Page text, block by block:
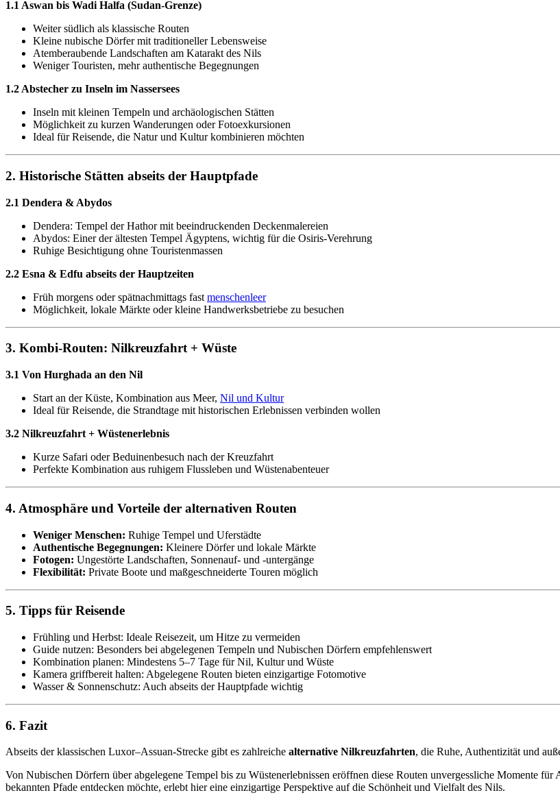
1.1 Aswan bis Wadi Halfa (Sudan-Grenze)
Weiter südlich als klassische Routen
Kleine nubische Dörfer mit traditioneller Lebensweise
Atemberaubende Landschaften am Katarakt des Nils
Weniger Touristen, mehr authentische Begegnungen
1.2 Abstecher zu Inseln im Nassersees
Inseln mit kleinen Tempeln und archäologischen Stätten
Möglichkeit zu kurzen Wanderungen oder Fotoexkursionen
Ideal für Reisende, die Natur und Kultur kombinieren möchten
2. Historische Stätten abseits der Hauptpfade
2.1 Dendera & Abydos
Dendera: Tempel der Hathor mit beeindruckenden Deckenmalereien
Abydos: Einer der ältesten Tempel Ägyptens, wichtig für die Osiris-Verehrung
Ruhige Besichtigung ohne Touristenmassen
2.2 Esna & Edfu abseits der Hauptzeiten
Früh morgens oder spätnachmittags fast menschenleer
Möglichkeit, lokale Märkte oder kleine Handwerksbetriebe zu besuchen
3. Kombi-Routen: Nilkreuzfahrt + Wüste
3.1 Von Hurghada an den Nil
Start an der Küste, Kombination aus Meer, Nil und Kultur
Ideal für Reisende, die Strandtage mit historischen Erlebnissen verbinden wollen
3.2 Nilkreuzfahrt + Wüstenerlebnis
Kurze Safari oder Beduinenbesuch nach der Kreuzfahrt
Perfekte Kombination aus ruhigem Flussleben und Wüstenabenteuer
4. Atmosphäre und Vorteile der alternativen Routen
Weniger Menschen: Ruhige Tempel und Uferstädte
Authentische Begegnungen: Kleinere Dörfer und lokale Märkte
Fotogen: Ungestörte Landschaften, Sonnenauf- und -untergänge
Flexibilität: Private Boote und maßgeschneiderte Touren möglich
5. Tipps für Reisende
Frühling und Herbst: Ideale Reisezeit, um Hitze zu vermeiden
Guide nutzen: Besonders bei abgelegenen Tempeln und Nubischen Dörfern empfehlenswert
Kombination planen: Mindestens 5–7 Tage für Nil, Kultur und Wüste
Kamera griffbereit halten: Abgelegene Routen bieten einzigartige Fotomotive
Wasser & Sonnenschutz: Auch abseits der Hauptpfade wichtig
6. Fazit
Abseits der klassischen Luxor–Assuan-Strecke gibt es zahlreiche alternative Nilkreuzfahrten, die Ruhe, Authentizität und
Von Nubischen Dörfern über abgelegene Tempel bis zu Wüstenerlebnissen eröffnen diese Routen unvergessliche Momente
bekannten Pfade entdecken möchte, erlebt hier eine einzigartige Perspektive auf die Schönheit und Vielfalt des Nils.